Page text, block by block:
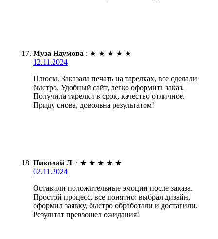
Муза Наумова : ★ ★ ★ ★ ★
12.11.2024
Плюсы. Заказала печать на тарелках, все сделали
быстро. Удобный сайт, легко оформить заказ.
Получила тарелки в срок, качество отличное.
Приду снова, довольна результатом!
Николай Л. : ★ ★ ★ ★ ★
02.11.2024
Оставили положительные эмоции после заказа.
Простой процесс, все понятно: выбрал дизайн,
оформил заявку, быстро обработали и доставили.
Результат превзошел ожидания!